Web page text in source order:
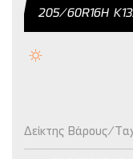
205/60R16H
Δείκτης Βάρους/